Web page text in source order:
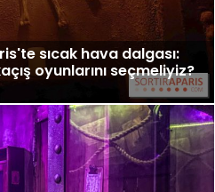
sıcak hava dalgası:
oyunlarını seçmeliyiz?